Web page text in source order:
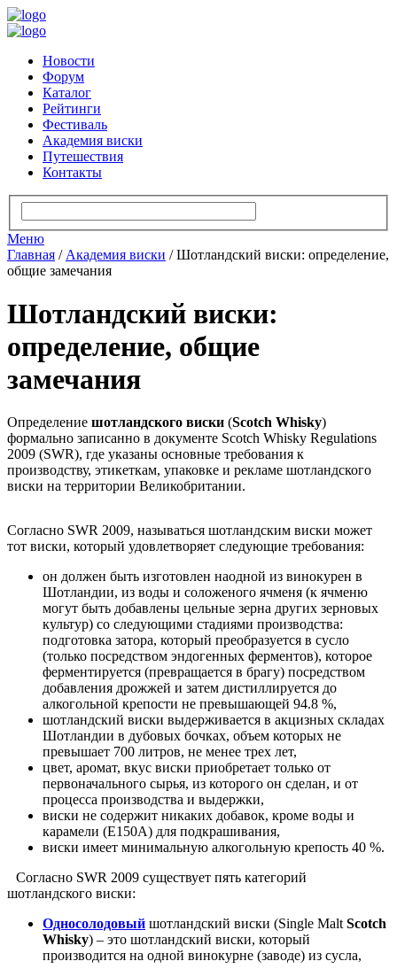
Новости
Форум
Каталог
Рейтинги
Фестиваль
Академия виски
Путешествия
Контакты
Меню
Главная / Академия виски /Шотландский виски: определение,
общие замечания
Шотландский виски:
определение, общие
замечания
Определение шотландского виски (Scotch Whisky)
формально записанно в документе Scotch Whisky Regulations
2009 (SWR), где указаны основные требования к
производству, этикеткам, упаковке и рекламе шотландского
виски на территории Великобритании.
Согласно SWR 2009, называться шотландским виски может
тот виски, который удовлетворяет следующие требования:
он должен быть изготовлен наодной из винокурен в
Шотландии, из воды и соложеного ячменя (к ячменю
могут быть добавлены цельные зерна других зерновых
культур) со следующими стадиями производства:
подготовка затора, который преобразуется в сусло
(только посредством эндогенных ферментов), которое
ферментируется (превращается в брагу) посредством
добавления дрожжей и затем дистиллируется до
алкогольной крепости не превышающей 94.8 %,
шотландский виски выдерживается в акцизных складах
Шотландии в дубовых бочках, объем которых не
превышает 700 литров, не менее трех лет,
цвет, аромат, вкус виски приобретает только от
первоначального сырья, из которого он сделан, и от
процесса производства и выдержки,
виски не содержит никаких добавок, кроме воды и
карамели (Е150А) для подкрашивания,
виски имеет минимальную алкогольную крепость 40 %.
Согласно SWR 2009 существует пять категорий
шотландского виски:
Односолодовый шотландский виски (Single MaltScotch
Whisky) – это шотландский виски, который
производится на одной винокурне (заводе) из сусла,